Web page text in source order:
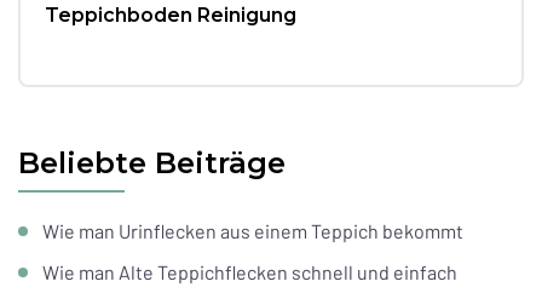
Teppichboden Reinigung
Beliebte Beiträge
Wie man Urinflecken aus einem Teppich bekommt
Wie man Alte Teppichflecken schnell und einfach